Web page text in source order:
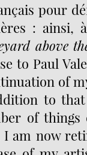
pour
: ainsi,
above
to Paul
of
to that
of
am now